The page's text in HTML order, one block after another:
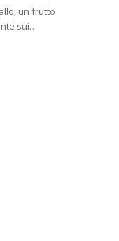
un frutto
sui…